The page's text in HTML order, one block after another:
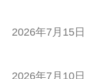
2026年7月15日
2026年7月10日